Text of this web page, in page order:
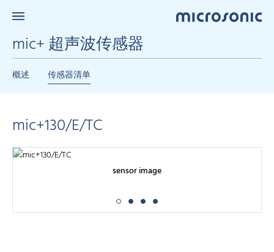
mic+ 超声波传感器
概述 传感器清单
mic+130/E/TC
sensor image